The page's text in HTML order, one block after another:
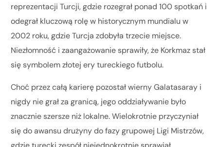
reprezentacji Turcji, gdzie rozegrał ponad 100 spotkań i
odegrał kluczową rolę w historycznym mundialu w
2002 roku, gdzie Turcja zdobyła trzecie miejsce.
Niezłomność i zaangażowanie sprawiły, że Korkmaz stał
się symbolem złotej ery tureckiego futbolu.
Choć przez całą karierę pozostał wierny Galatasaray i
nigdy nie grał za granicą, jego oddziaływanie było
znacznie szersze niż lokalne. Wielokrotnie przyczyniał
się do awansu drużyny do fazy grupowej Ligi Mistrzów,